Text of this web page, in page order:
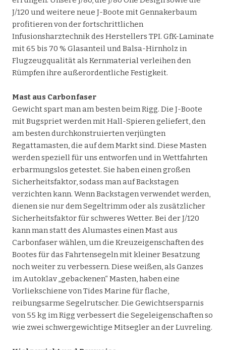
J/120 und weitere neue J-Boote mit Gennakerbaum
profitieren von der fortschrittlichen
Infusionsharztechnik des Herstellers TPI. GfK-Laminate
mit 65 bis 70 % Glasanteil und Balsa-Hirnholz in
Flugzeugqualität als Kernmaterial verleihen den
Rümpfen ihre außerordentliche Festigkeit.
Mast aus Carbonfaser
Gewicht spart man am besten beim Rigg. Die J-Boote
mit Bugspriet werden mit Hall-Spieren geliefert, den
am besten durchkonstruierten verjüngten
Regattamasten, die auf dem Markt sind. Diese Masten
werden speziell für uns entworfen und in Wettfahrten
erbarmungslos getestet. Sie haben einen großen
Sicherheitsfaktor, sodass man auf Backstagen
verzichten kann. Wenn Backstagen verwendet werden,
dienen sie nur dem Segeltrimm oder als zusätzlicher
Sicherheitsfaktor für schweres Wetter. Bei der J/120
kann man statt des Alumastes einen Mast aus
Carbonfaser wählen, um die Kreuzeigenschaften des
Bootes für das Fahrtensegeln mit kleiner Besatzung
noch weiter zu verbessern. Diese weißen, als Ganzes
im Autoklav „gebackenen“ Masten, haben eine
Vorliekschiene von Tides Marine für flache,
reibungsarme Segelrutscher. Die Gewichtsersparnis
von 55 kg im Rigg verbessert die Segeleigenschaften so
wie zwei schwergewichtige Mitsegler an der Luvreling.